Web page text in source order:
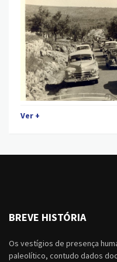
Ver +
BREVE HISTÓRIA
Os vestígios de presença
paleolítico, contudo dados